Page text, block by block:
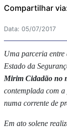
Compartilhar
Data: 05/07/2017
Uma parceria entre
Estado da
Mirim Cidadão no
contemplada com
numa corrente de
Em ato solene